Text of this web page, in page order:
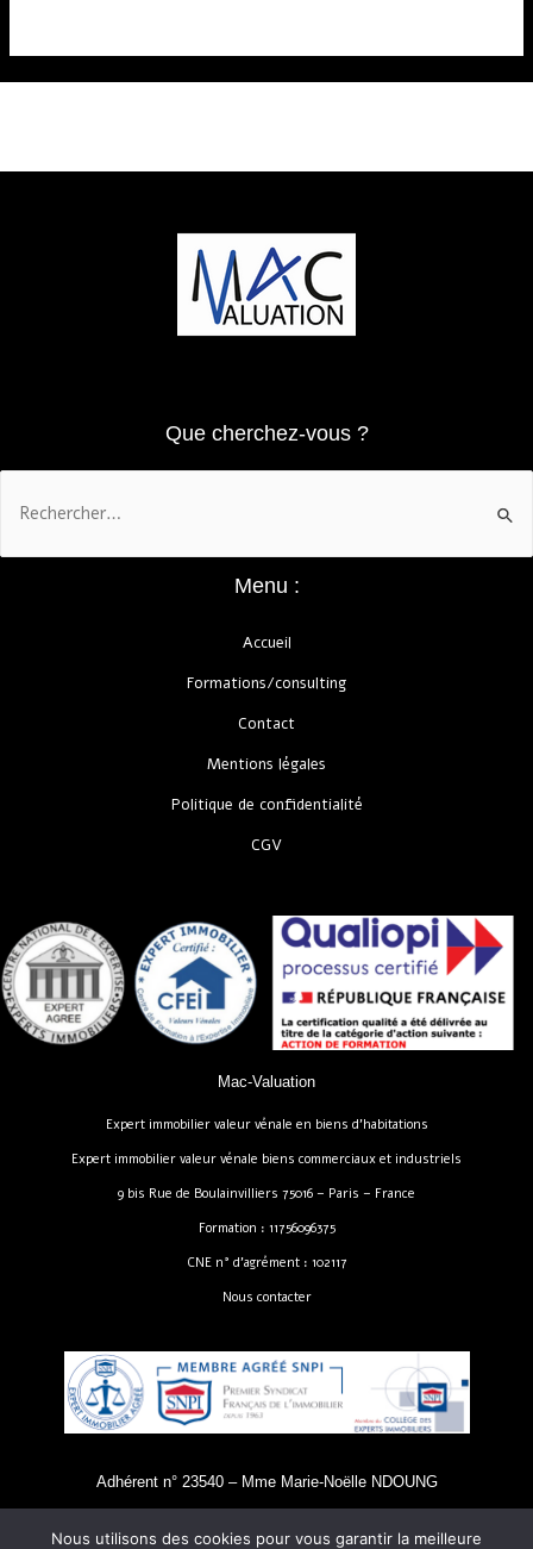
Que cherchez-vous ?
Menu :
Accueil
Formations/consulting
Contact
Mentions légales
Politique de confidentialité
CGV
Mac-Valuation
Expert immobilier valeur vénale en biens d’habitations
Expert immobilier valeur vénale biens commerciaux et industriels
9 bis Rue de Boulainvilliers 75016 – Paris – France
Formation : 11756096375
CNE n° d’agrément : 102117
Nous contacter
Adhérent n° 23540 – Mme Marie-Noëlle NDOUNG
Nous utilisons des cookies pour vous garantir la meilleure